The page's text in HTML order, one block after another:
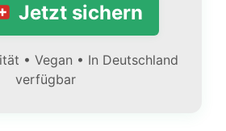
Jetzt sichern
• Vegan • In Deutschland
verfügbar